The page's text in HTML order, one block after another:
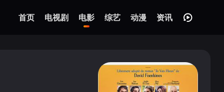
首页 电视剧 电影 综艺 动漫 资讯